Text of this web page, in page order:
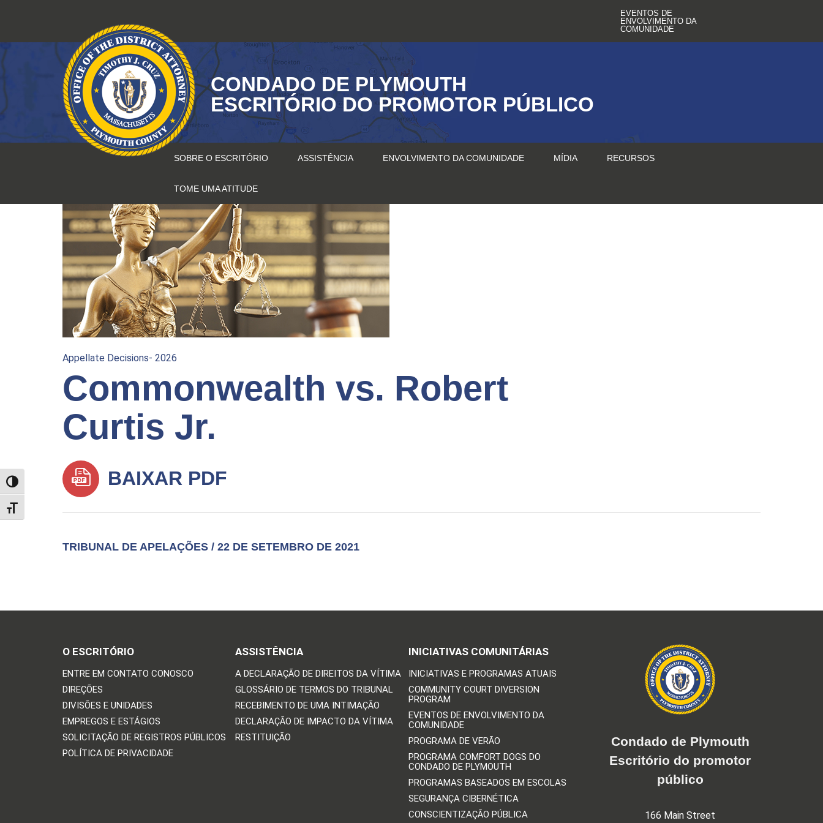
TOGGLE HIGH CONTRAST
TOGGLE FONT SIZE
conteúdo
EVENTOS DE
ENVOLVIMENTO DA
COMUNIDADE
CONDADO DE PLYMOUTH
ESCRITÓRIO DO PROMOTOR PÚBLICO
SOBRE O ESCRITÓRIO ASSISTÊNCIA ENVOLVIMENTO DA COMUNIDADE MÍDIA RECURSOS
TOME UMA ATITUDE
Appellate Decisions- 2026
Commonwealth vs. Robert
Curtis Jr.
BAIXAR PDF
TRIBUNAL DE APELAÇÕES / 22 DE SETEMBRO DE 2021
O ESCRITÓRIO
ENTRE EM CONTATO CONOSCO
DIREÇÕES
DIVISÕES E UNIDADES
EMPREGOS E ESTÁGIOS
SOLICITAÇÃO DE REGISTROS PÚBLICOS
POLÍTICA DE PRIVACIDADE
ASSISTÊNCIA
A DECLARAÇÃO DE DIREITOS DA VÍTIMA
GLOSSÁRIO DE TERMOS DO TRIBUNAL
RECEBIMENTO DE UMA INTIMAÇÃO
DECLARAÇÃO DE IMPACTO DA VÍTIMA
RESTITUIÇÃO
INICIATIVAS COMUNITÁRIAS
INICIATIVAS E PROGRAMAS ATUAIS
COMMUNITY COURT DIVERSION
PROGRAM
EVENTOS DE ENVOLVIMENTO DA
COMUNIDADE
PROGRAMA DE VERÃO
PROGRAMA COMFORT DOGS DO
CONDADO DE PLYMOUTH
PROGRAMAS BASEADOS EM ESCOLAS
SEGURANÇA CIBERNÉTICA
CONSCIENTIZAÇÃO PÚBLICA
Condado de Plymouth
Escritório do promotor
público
166 Main Street